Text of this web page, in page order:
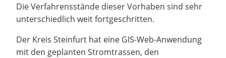
Die Verfahrensstände dieser Vorhaben sind sehr
unterschiedlich weit fortgeschritten.
Der Kreis Steinfurt hat eine GIS-Web-Anwendung
mit den geplanten Stromtrassen, den